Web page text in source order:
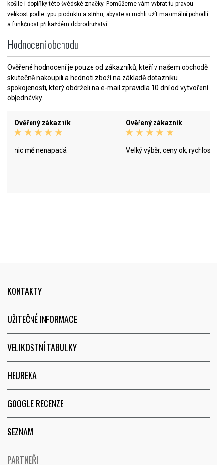
košile i doplňky této švédské značky. Pomůžeme vám vybrat tu pravou
velikost podle typu produktu a střihu, abyste si mohli užít maximální pohodlí
a funkčnost při každém dobrodružství.
Hodnocení obchodu
Ověřené hodnocení je pouze od zákazníků, kteří v našem obchodě
skutečně nakoupili a hodnotí zboží na základě dotazníku
spokojenosti, který obdrželi na e-mail zpravidla 10 dní od vytvoření
objednávky.
Ověřený zákazník
nic mě nenapadá
Ověřený zákazník
Velký výběr, ceny ok, rychlost
KONTAKTY
UŽITEČNÉ INFORMACE
VELIKOSTNÍ TABULKY
HEUREKA
GOOGLE RECENZE
SEZNAM
PARTNEŘI